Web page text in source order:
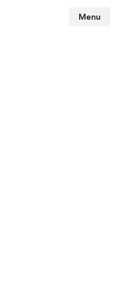
Menu